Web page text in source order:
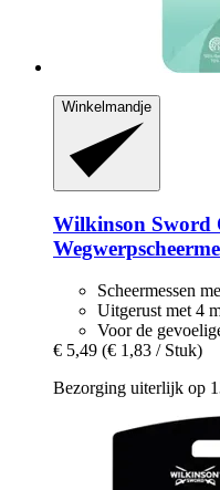
Winkelmandje
Wilkinson Sword
Scheermessen
Uitgerust met 4
Voor de
€ 5,49 (€ 1,83 / Stuk)
Bezorging uiterlijk op